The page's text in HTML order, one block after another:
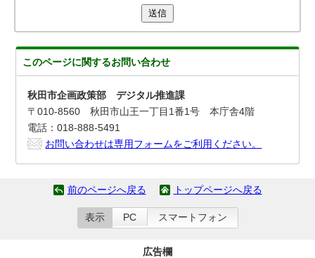
送信
このページに関するお問い合わせ
秋田市企画政策部 デジタル推進課
〒010-8560 秋田市山王一丁目1番1号 本庁舎4階
電話：018-888-5491
お問い合わせは専用フォームをご利用ください。
前のページへ戻る トップページへ戻る
表示 PC スマートフォン
広告欄